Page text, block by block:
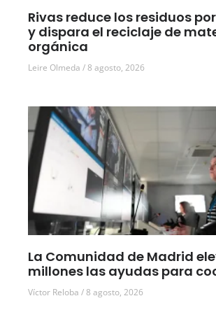
Rivas reduce los residuos
y dispara el reciclaje de
orgánica
Leire Olmeda 8 agosto, 2026
La Comunidad de Madrid
millones las ayudas para
Víctor Reloba 8 agosto, 2026